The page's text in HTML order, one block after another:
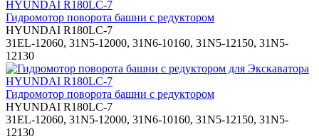
Гидромотор поворота башни с редуктором
HYUNDAI R180LC-7
31EL-12060, 31N5-12000, 31N6-10160, 31N5-12150, 31N5-
12130
Гидромотор поворота башни с редуктором
HYUNDAI R180LC-7
31EL-12060, 31N5-12000, 31N6-10160, 31N5-12150, 31N5-
12130